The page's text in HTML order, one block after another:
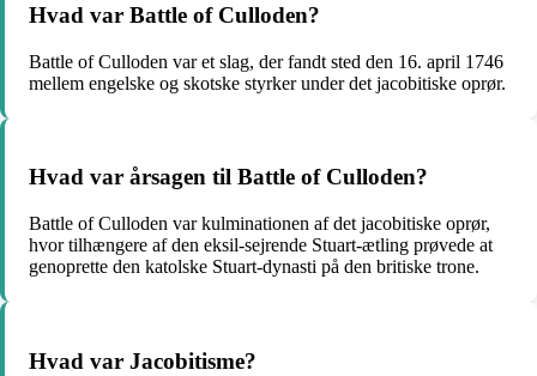
Hvad var Battle of Culloden?
Battle of Culloden var et slag, der fandt sted den 16. april 1746
mellem engelske og skotske styrker under det jacobitiske oprør.
Hvad var årsagen til Battle of Culloden?
Battle of Culloden var kulminationen af det jacobitiske oprør,
hvor tilhængere af den eksil-sejrende Stuart-ætling prøvede at
genoprette den katolske Stuart-dynasti på den britiske trone.
Hvad var Jacobitisme?